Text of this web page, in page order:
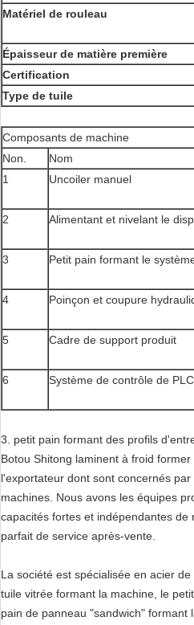
Matériel de rouleau
Épaisseur de matière première
Certification
Type de tuile
Composants de machine
Non.
Nom
1
Uncoiler manuel
2
Alimentant et nivelant le
3
Petit pain formant le
4
Poinçon et coupure
5
Cadre de support produit
6
Système de contrôle de PLC
3. petit pain formant des profils
Botou Shitong laminent à froid
l'exportateur dont sont concernés
machines. Nous avons les équipes
capacités fortes et indépendantes
parfait de service après-vente.
La société est spécialisée en acier
tuile vitrée formant la machine, le
pain de panneau "sandwich"